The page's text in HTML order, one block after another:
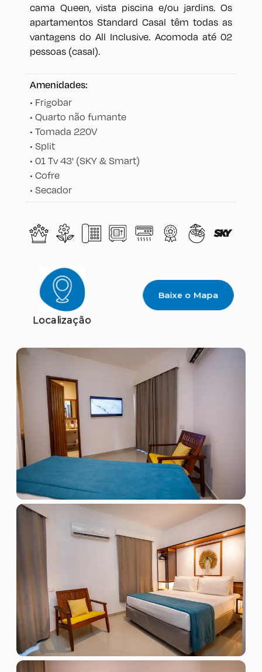
cama Queen, vista piscina e/ou jardins. Os
apartamentos Standard Casal têm todas as
vantagens do All Inclusive. Acomoda até 02
pessoas (casal).
Amenidades:
• Frigobar
• Quarto não fumante
• Tomada 220V
• Split
• 01 Tv 43' (SKY & Smart)
• Cofre
• Secador
Localização
Baixe o Mapa